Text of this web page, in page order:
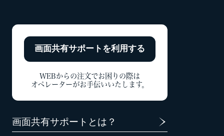
画面共有サポートを利用する
WEBからの注文でお困りの際は
オペレーターがお手伝いいたします。
画面共有サポートとは？